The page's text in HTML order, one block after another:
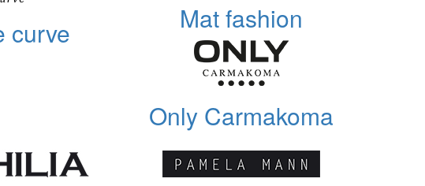
curve Mat fashion
Only Carmakoma